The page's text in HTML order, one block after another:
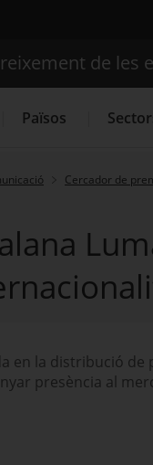
de les
Països
Cercador de
en la distribució
presència al